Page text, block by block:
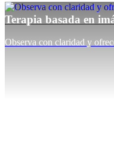
Terapia basada en
Observa con claridad y